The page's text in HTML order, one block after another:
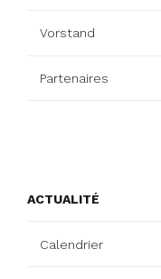
Vorstand
Partenaires
ACTUALITÉ
Calendrier